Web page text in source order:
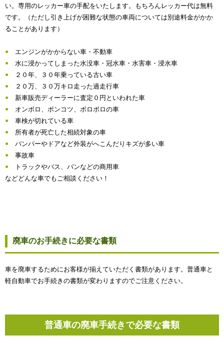
い。専用のレッカー車の手配をいたします。もちろんレッカー代は無料
です。（ただし引き上げが困難な状態の車両については別途料金がかか
ることがあります）
エンジンがかからない車・不動車
水に浸かってしまった水没車・冠水車・水害車・浸水車
２０年、３０年乗っている古い車
２０万、３０万キロ走った過走行車
新車販売ディーラーに査定０円といわれた車
オンボロ、ポンコツ、ボロボロの車
車検が切れている車
所有者が死亡した相続対象の車
バンパーやドアなど外装がへこんだりキズが多い車
事故車
トラックやバス、バンなどの商用車
などどんな車でもご相談ください！
廃車のお手続きに必要な書類
車を廃車するためにお客様が揃えていただく書類があります。普通車と
軽自動車でお手続きの書類が変わりますのでご注意ください。
普通車の廃車手続きで必要な書類